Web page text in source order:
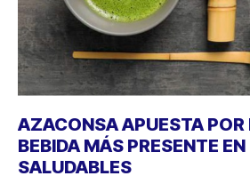
AZACONSA APUESTA
BEBIDA MÁS PRESENTE
SALUDABLES